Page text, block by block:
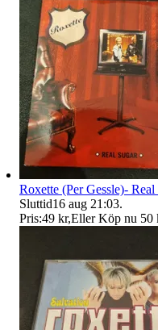
Roxette (Per Gessle)-
Sluttid16 aug 21:03.
Pris:49 kr,Eller Köp nu 50